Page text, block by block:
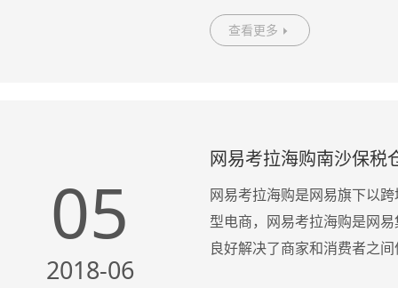
查看更多 
05
2018-06
网易考拉海购南沙保税
网易考拉海购是网易旗下以
型电商，网易考拉海购是网
良好解决了商家和消费者之